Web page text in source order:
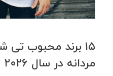
۱۵ برند محبوب
مردانه در سال ۲۰۲۶